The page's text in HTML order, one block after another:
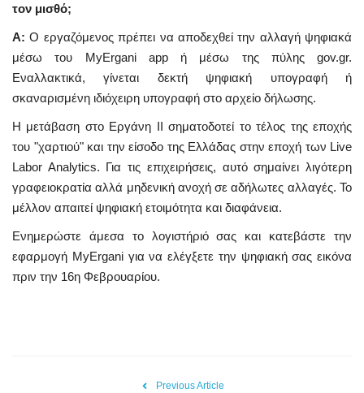
τον μισθό;
A:Ο εργαζόμενος πρέπει να αποδεχθεί την αλλαγή ψηφιακά
μέσω του MyErgani app ή μέσω της πύλης gov.gr.
Εναλλακτικά, γίνεται δεκτή ψηφιακή υπογραφή ή
σκαναρισμένη ιδιόχειρη υπογραφή στο αρχείο δήλωσης.
Η μετάβαση στο Εργάνη ΙΙ σηματοδοτεί το τέλος της εποχής
του "χαρτιού" και την είσοδο της Ελλάδας στην εποχή των Live
Labor Analytics. Για τις επιχειρήσεις, αυτό σημαίνει λιγότερη
γραφειοκρατία αλλά μηδενική ανοχή σε αδήλωτες αλλαγές. Το
μέλλον απαιτεί ψηφιακή ετοιμότητα και διαφάνεια.
Ενημερώστε άμεσα το λογιστήριό σας και κατεβάστε την
εφαρμογή MyErgani για να ελέγξετε την ψηφιακή σας εικόνα
πριν την 16η Φεβρουαρίου.
Previous Article